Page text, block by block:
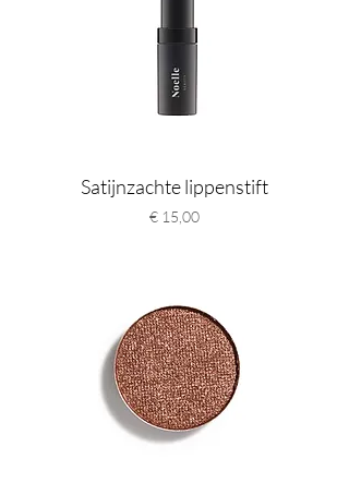
Satijnzachte lippenstift
Prijs
€ 15,00